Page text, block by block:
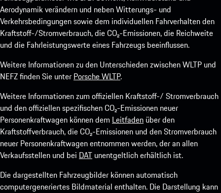
Aerodynamik verändern und neben Witterungs- und
Verkehrsbedingungen sowie dem individuellen Fahrverhalten den
Kraftstoff-/Stromverbrauch, die CO₂-Emissionen, die Reichweite
und die Fahrleistungswerte eines Fahrzeugs beeinflussen.
Weitere Informationen zu den Unterschieden zwischen WLTP und
NEFZ finden Sie unter Porsche WLTP.
Weitere Informationen zum offiziellen Kraftstoff-/ Stromverbrauch
und den offiziellen spezifischen CO₂-Emissionen neuer
Personenkraftwagen können dem Leitfaden über den
Kraftstoffverbrauch, die CO₂-Emissionen und den Stromverbrauch
neuer Personenkraftwagen entnommen werden, der an allen
Verkaufsstellen und bei DAT unentgeltlich erhältlich ist.
Die dargestellten Fahrzeugbilder können automatisch
computergeneriertes Bildmaterial enthalten. Die Darstellung kann